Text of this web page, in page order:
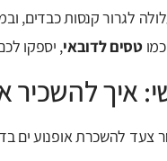
לגרור קנסות כבדים,
טסים לדובאי, יספקו
איך להשכיר
צעד להשכרת אופנוע ים